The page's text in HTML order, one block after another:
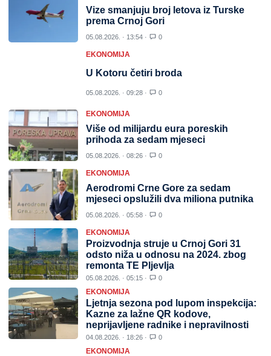
05.08.2026. · 13:54 · 0
Vize smanjuju broj letova iz Turske
prema Crnoj Gori
EKONOMIJA
05.08.2026. · 09:28 · 0
U Kotoru četiri broda
EKONOMIJA
05.08.2026. · 08:26 · 0
Više od milijardu eura poreskih
prihoda za sedam mjeseci
EKONOMIJA
05.08.2026. · 05:58 · 0
Aerodromi Crne Gore za sedam
mjeseci opslužili dva miliona putnika
EKONOMIJA
05.08.2026. · 05:15 · 0
Proizvodnja struje u Crnoj Gori 31
odsto niža u odnosu na 2024. zbog
remonta TE Pljevlja
EKONOMIJA
04.08.2026. · 18:26 · 0
Ljetnja sezona pod lupom inspekcija:
Kazne za lažne QR kodove,
neprijavljene radnike i nepravilnosti
EKONOMIJA